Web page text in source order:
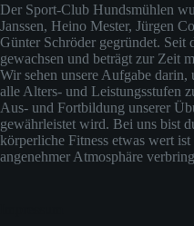
Der Sport-Club Hundsmühlen
Janssen, Heino Mester, Jürgen
Günter Schröder gegründet.
gewachsen und beträgt zur Zeit
Wir sehen unsere Aufgabe
alle Alters- und Leistungsstufen
Aus- und Fortbildung unserer
gewährleistet wird. Bei uns bist
körperliche Fitness etwas wert
angenehmer Atmosphäre